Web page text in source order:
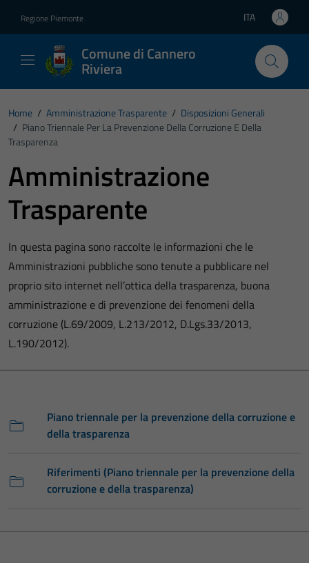
Regione Piemonte Lingua attiva:
ITA
Comune di Cannero
Riviera
Home / Amministrazione Trasparente / Disposizioni Generali
/ Piano Triennale Per La Prevenzione Della Corruzione E Della
Trasparenza
Amministrazione
Trasparente
In questa pagina sono raccolte le informazioni che le
Amministrazioni pubbliche sono tenute a pubblicare nel
proprio sito internet nell’ottica della trasparenza, buona
amministrazione e di prevenzione dei fenomeni della
corruzione (L.69/2009, L.213/2012, D.Lgs.33/2013,
L.190/2012).
Piano triennale per la prevenzione della corruzione e
della trasparenza
Riferimenti (Piano triennale per la prevenzione della
corruzione e della trasparenza)